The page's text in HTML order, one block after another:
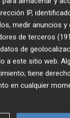
05/2026 ·11:22
21/05/2026 · 11:39
IP,
medir anuncios y
de terceros
de
a este sitio web.
tiene
en cualquier